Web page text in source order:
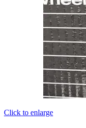
Click to enlarge